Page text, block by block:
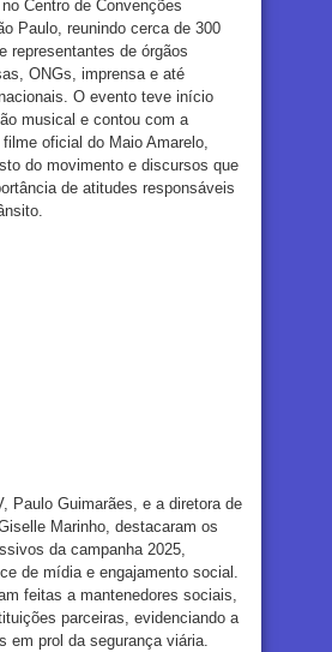
Centro de Convenções
Paulo, reunindo cerca de 300
representantes de órgãos
ONGs, imprensa e até
O evento teve início
musical e contou com a
oficial do Maio Amarelo,
do movimento e discursos que
de atitudes responsáveis
Paulo Guimarães, e a diretora de
Marinho, destacaram os
da campanha 2025,
de mídia e engajamento social.
feitas a mantenedores sociais,
parceiras, evidenciando a
em prol da segurança viária.